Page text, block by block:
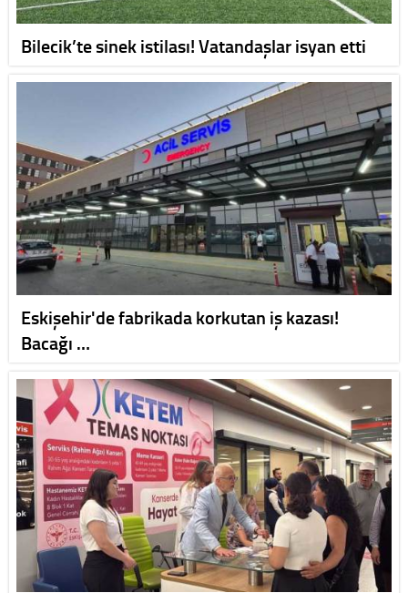
Bilecik’te sinek istilası! Vatandaşlar isyan etti
Eskişehir'de fabrikada korkutan iş kazası!
Bacağı …